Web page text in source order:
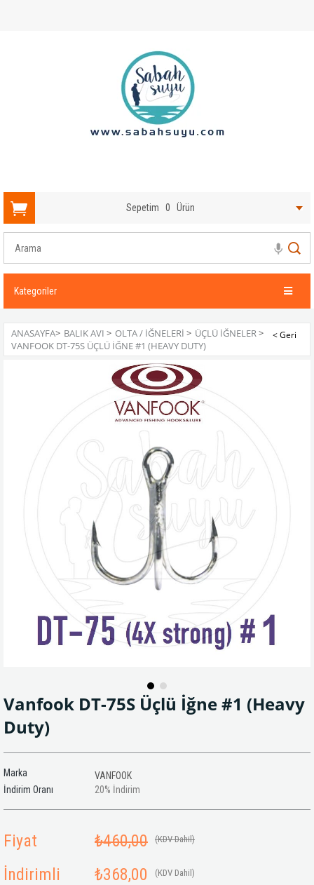
Sepetim 0 Ürün
Kategoriler
ANASAYFA> BALIK AVI > OLTA / İĞNELERI > ÜÇLÜ İĞNELER>
VANFOOK DT-75S ÜÇLÜ İĞNE #1 (HEAVY DUTY)
Vanfook DT-75S Üçlü İğne #1 (Heavy
Duty)
Marka
VANFOOK
İndirim Oranı
%
20 İndirim
Fiyat ₺460,00 (KDV Dahil)
İndirimli ₺368,00 (KDV Dahil)